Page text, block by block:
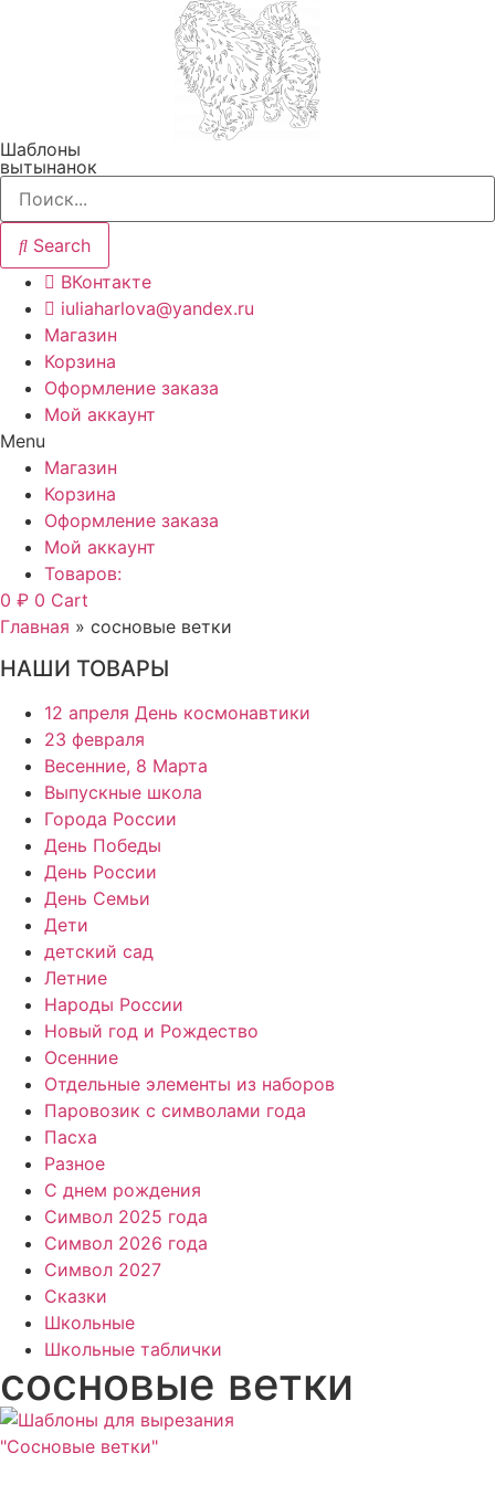
Шаблоны
вытынанок
Search
ВКонтакте
iuliaharlova@yandex.ru
Магазин
Корзина
Оформление заказа
Мой аккаунт
Menu
Магазин
Корзина
Оформление заказа
Мой аккаунт
Товаров:
0 ₽ 0 Cart
Главная » сосновые ветки
НАШИ ТОВАРЫ
12 апреля День космонавтики
23 февраля
Весенние, 8 Марта
Выпускные школа
Города России
День Победы
День России
День Семьи
Дети
детский сад
Летние
Народы России
Новый год и Рождество
Осенние
Отдельные элементы из наборов
Паровозик с символами года
Пасха
Разное
С днем рождения
Символ 2025 года
Символ 2026 года
Символ 2027
Сказки
Школьные
Школьные таблички
сосновые ветки